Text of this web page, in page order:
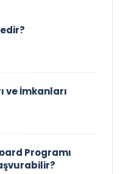
ve İmkanları
Programı